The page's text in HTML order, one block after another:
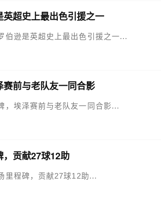
超史上最出色引援之一
伯逊是英超史上最出色引援之一...
前与老队友一同合影
，埃泽赛前与老队友一同合影...
贡献27球12助
里程碑，贡献27球12助...